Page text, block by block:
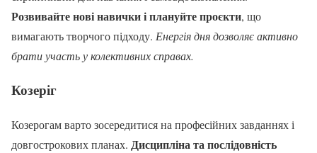
Розвивайте нові навички і плануйте проєкти, що
вимагають творчого підходу. Енергія дня дозволяє активно
брати участь у колективних справах.
Козеріг
Козерогам варто зосередитися на професійних завданнях і
довгострокових планах. Дисципліна та послідовність